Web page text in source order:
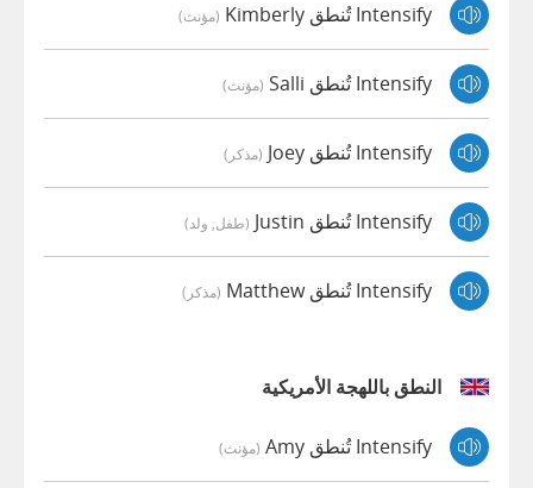
Intensify تُنطق Kimberly (مؤنث)
Intensify تُنطق Salli (مؤنث)
Intensify تُنطق Joey (مذكر)
Intensify تُنطق Justin (طفل, ولد)
Intensify تُنطق Matthew (مذكر)
النطق باللهجة الأمريكية
Intensify تُنطق Amy (مؤنث)